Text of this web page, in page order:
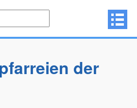
der